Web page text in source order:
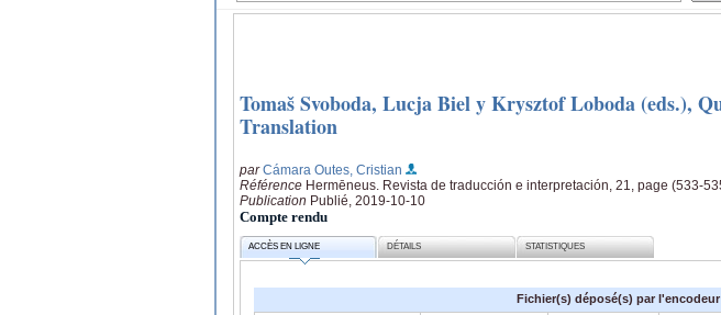
Tomaš Svoboda, Lucja Biel y Krysztof Loboda (eds.),
Translation
parCámara Outes, Cristian
Référence Hermēneus. Revista de traducción e interpretación, 21, page (533-
Publication Publié, 2019-10-10
Compte rendu
ACCÈS EN LIGNE DÉTAILS STATISTIQUES
Fichier(s) déposé(s) par l'encodeur